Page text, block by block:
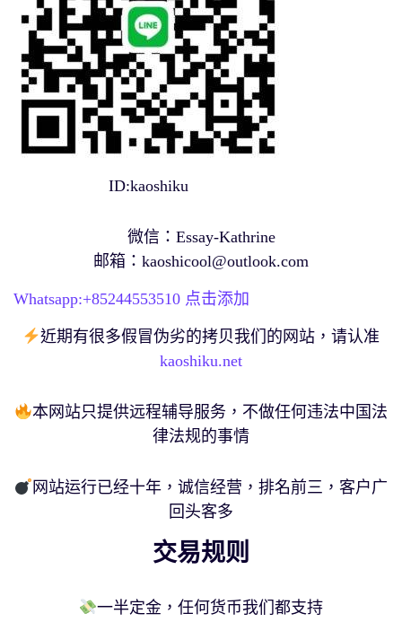
ID:kaoshiku
微信：Essay-Kathrine
邮箱： kaoshicool@outlook.com
Whatsapp:+85244553510 点击添加
近期有很多假冒伪劣的拷贝我们的网站，请认准
kaoshiku.net
本网站只提供远程辅导服务，不做任何违法中国法
律法规的事情
网站运行已经十年，诚信经营，排名前三，客户广
回头客多
交易规则
一半定金，任何货币我们都支持